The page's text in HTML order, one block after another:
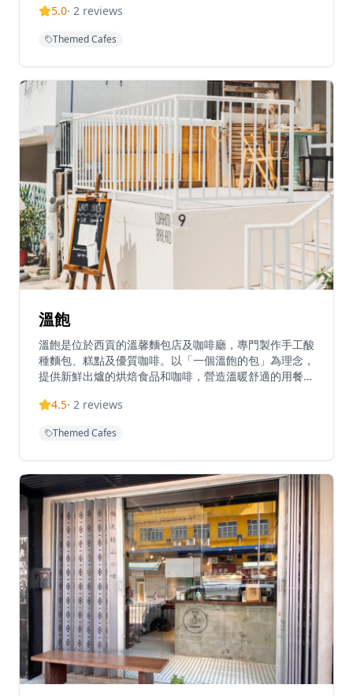
心製作，確保呈現最佳的風味。他們專注於優質咖啡服
營造了舒適的社區氛圍，成為當地人和遊客在堅尼地城尋
還是與朋友共度悠閒時光，Small Good都能提供完美的
體驗，讓客人在溫馨舒適的環境中享受美食與咖啡。
5.0· 2 reviews
Themed Cafes
溫飽
溫飽是位於西貢的溫馨麵包店及咖啡廳，專門製作手工酸
種麵包、糕點及優質咖啡。以「一個溫飽的包」為理念，
提供新鮮出爐的烘焙食品和咖啡，營造溫暖舒適的用餐環
息，星期三不定休，星期四至日上午11時30分至下午6時
找優質烘焙食品和悠閒咖啡體驗的熱門目的地。
4.5· 2 reviews
Themed Cafes